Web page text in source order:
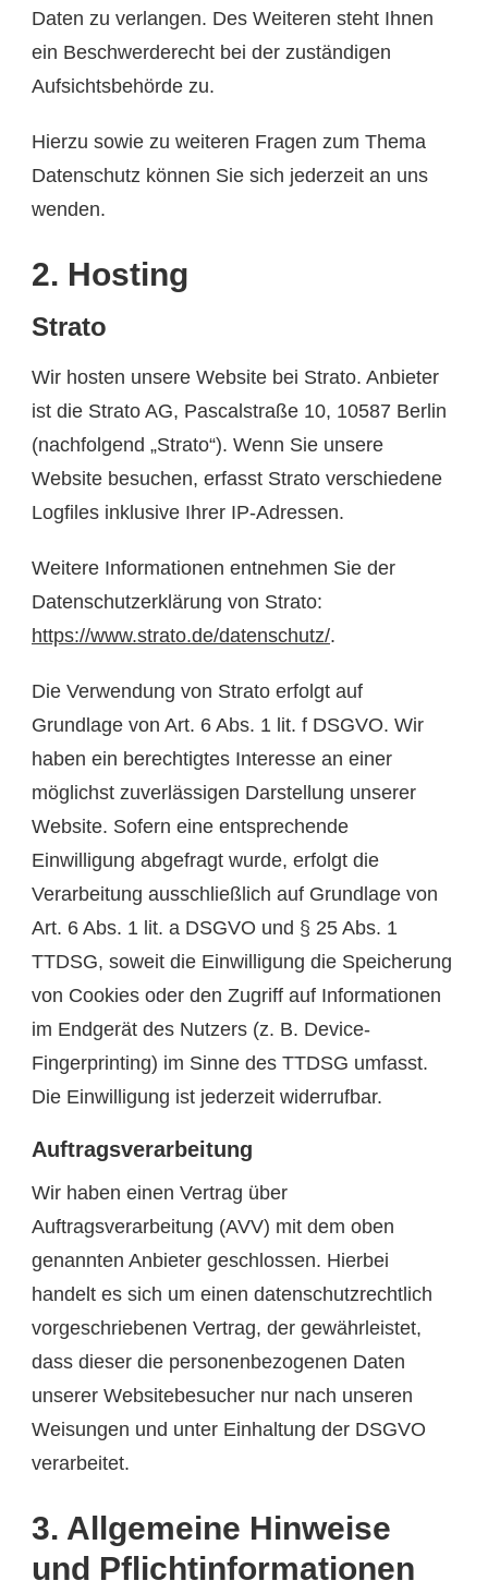
Daten zu verlangen. Des Weiteren steht Ihnen
ein Beschwerderecht bei der zuständigen
Aufsichtsbehörde zu.
Hierzu sowie zu weiteren Fragen zum Thema
Datenschutz können Sie sich jederzeit an uns
wenden.
2. Hosting
Strato
Wir hosten unsere Website bei Strato. Anbieter
ist die Strato AG, Pascalstraße 10, 10587 Berlin
(nachfolgend „Strato“). Wenn Sie unsere
Website besuchen, erfasst Strato verschiedene
Logfiles inklusive Ihrer IP-Adressen.
Weitere Informationen entnehmen Sie der
Datenschutzerklärung von Strato:
https://www.strato.de/datenschutz/.
Die Verwendung von Strato erfolgt auf
Grundlage von Art. 6 Abs. 1 lit. f DSGVO. Wir
haben ein berechtigtes Interesse an einer
möglichst zuverlässigen Darstellung unserer
Website. Sofern eine entsprechende
Einwilligung abgefragt wurde, erfolgt die
Verarbeitung ausschließlich auf Grundlage von
Art. 6 Abs. 1 lit. a DSGVO und § 25 Abs. 1
TTDSG, soweit die Einwilligung die Speicherung
von Cookies oder den Zugriff auf Informationen
im Endgerät des Nutzers (z. B. Device-
Fingerprinting) im Sinne des TTDSG umfasst.
Die Einwilligung ist jederzeit widerrufbar.
Auftragsverarbeitung
Wir haben einen Vertrag über
Auftragsverarbeitung (AVV) mit dem oben
genannten Anbieter geschlossen. Hierbei
handelt es sich um einen datenschutzrechtlich
vorgeschriebenen Vertrag, der gewährleistet,
dass dieser die personenbezogenen Daten
unserer Websitebesucher nur nach unseren
Weisungen und unter Einhaltung der DSGVO
verarbeitet.
3. Allgemeine Hinweise
und Pflicht­informationen